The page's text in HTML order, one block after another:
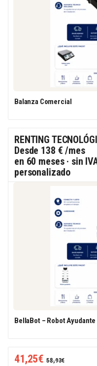
Balanza Comercial
RENTING
Desde 138 € /mes
en 60 meses · sin
personalizado
BellaBot – Robot Ayudante
41,25€ 58,93€